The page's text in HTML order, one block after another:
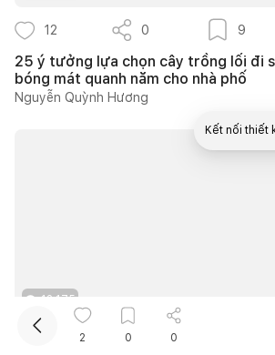
12 0 9
25 ý tưởng lựa chọn cây trồng lối đi
bóng mát quanh năm cho nhà phố
Nguyễn Quỳnh Hương
12.175
2 0 0
Kết nối thiết